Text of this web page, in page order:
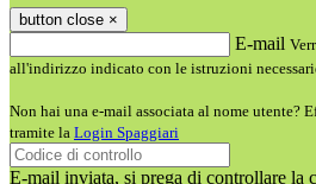
button close ×
E-mail
all'indirizzo indicato con le istruzioni
Non hai una e-mail associata al nome utente?
tramite la Login Spaggiari
E-mail inviata, si prega di controllare la